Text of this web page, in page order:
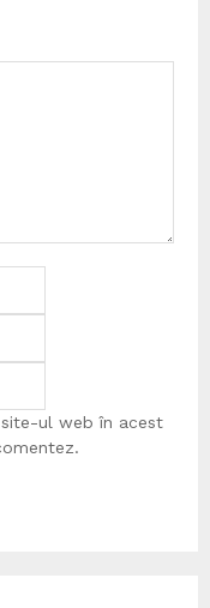
ul web în acest